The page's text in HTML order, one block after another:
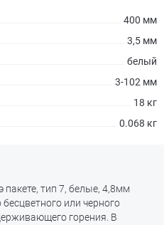
400 мм
3,5 мм
белый
3-102 мм
18 кг
0.068 кг
тип 7, белые, 4,8мм
или черного
горения. В